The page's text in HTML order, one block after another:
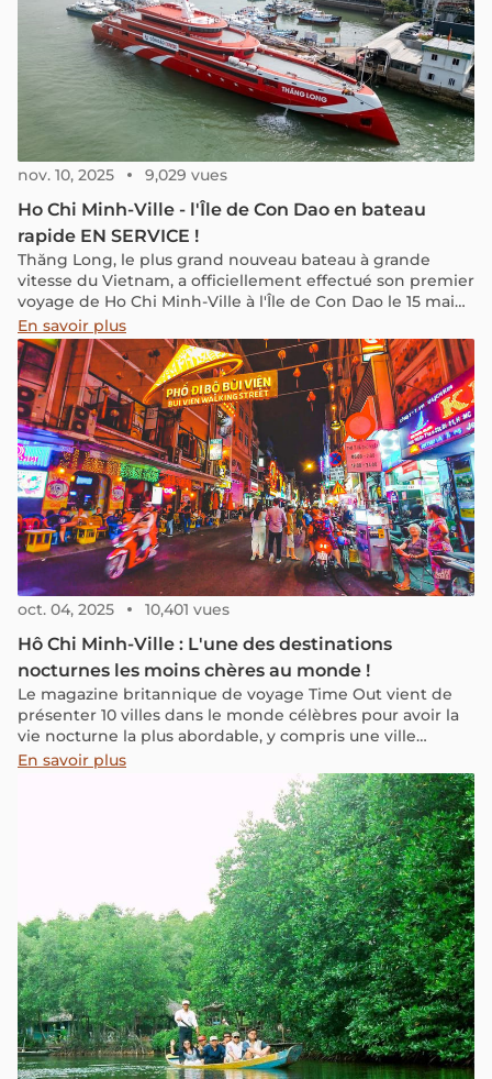
nov. 10, 2025 9,029 vues
Ho Chi Minh-Ville - l'Île de Con Dao en bateau
rapide EN SERVICE !
Thăng Long, le plus grand nouveau bateau à grande
vitesse du Vietnam, a officiellement effectué son premier
voyage de Ho Chi Minh-Ville à l'Île de Con Dao le 15 mai
2024.
En savoir plus
oct. 04, 2025 10,401 vues
Hô Chi Minh-Ville : L'une des destinations
nocturnes les moins chères au monde !
Le magazine britannique de voyage Time Out vient de
présenter 10 villes dans le monde célèbres pour avoir la
vie nocturne la plus abordable, y compris une ville
vietnamienne. La ville de Hô Chi Minh occupe la sixième
place parmi les 10 destinations nocturnes les moins
chères au monde avec un coût moyen de £8.66 (€10).
En savoir plus